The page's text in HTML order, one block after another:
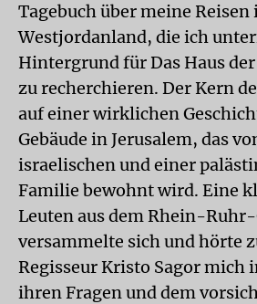
Tagebuch über meine
Westjordanland, die ich
Hintergrund für Das Haus
zu recherchieren. Der Kern
auf einer wirklichen
Gebäude in Jerusalem, das
israelischen und einer
Familie bewohnt wird. Eine
Leuten aus dem Rhein-
versammelte sich und hörte
Regisseur Kristo Sagor mich
ihren Fragen und dem